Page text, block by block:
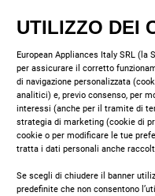
UTILIZZO DEI
European Appliances Italy SRL
per assicurare il corretto
di navigazione personalizzata
analitici) e, previo consenso, per
interessi (anche per il tramite di
strategia di marketing (cookie di
cookie o per modificare le tue
tratta i dati personali anche
Se scegli di chiudere il banner
predefinite che non consentono